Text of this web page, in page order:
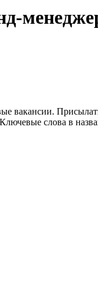
вакансии.
Ключевые слова в